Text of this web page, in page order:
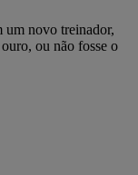
um novo treinador,
ou não fosse o